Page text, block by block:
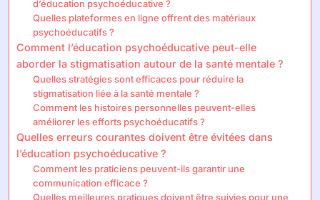
d’éducation psychoéducative ?
Quelles plateformes en ligne offrent des matériaux
psychoéducatifs ?
Comment l’éducation psychoéducative peut-elle
aborder la stigmatisation autour de la santé mentale ?
Quelles stratégies sont efficaces pour réduire la
stigmatisation liée à la santé mentale ?
Comment les histoires personnelles peuvent-elles
améliorer les efforts psychoéducatifs ?
Quelles erreurs courantes doivent être évitées dans
l’éducation psychoéducative ?
Comment les praticiens peuvent-ils garantir une
communication efficace ?
Quelles meilleures pratiques doivent être suivies pour une